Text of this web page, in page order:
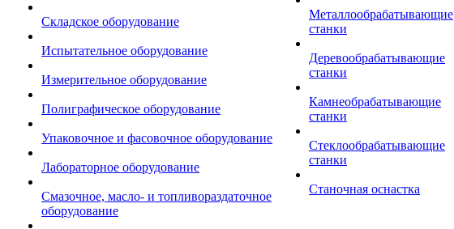
Складское оборудование
Испытательное оборудование
Измерительное оборудование
Полиграфическое оборудование
Упаковочное и фасовочное оборудование
Лабораторное оборудование
Смазочное, масло- и топливораздаточное
оборудование
Металлообрабатывающие
станки
Деревообрабатывающие
станки
Камнеобрабатывающие
станки
Стеклообрабатывающие
станки
Станочная оснастка